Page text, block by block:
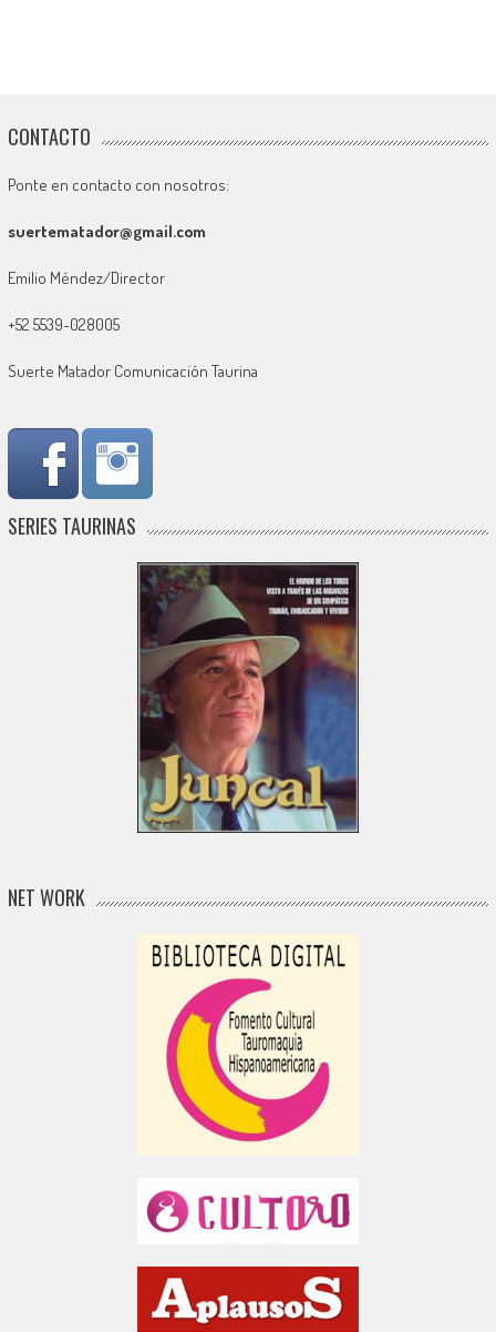
CONTACTO
Ponte en contacto con nosotros:
suertematador@gmail.com
Emilio Méndez/Director
+52 5539-028005
Suerte Matador Comunicación Taurina
SERIES TAURINAS
NET WORK